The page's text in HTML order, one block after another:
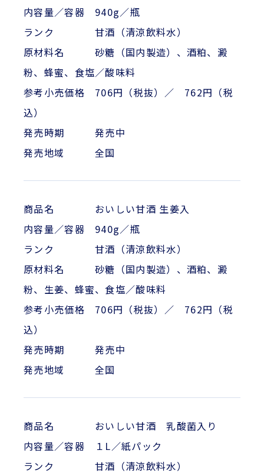
内容量／容器 940g／瓶
ランク 甘酒（清涼飲料水）
原材料名 砂糖（国内製造）、酒粕、澱
粉、蜂蜜、食塩／酸味料
参考小売価格 706円（税抜）／ 762円（税
込）
発売時期 発売中
発売地域 全国
商品名 おいしい甘酒 生姜入
内容量／容器 940g／瓶
ランク 甘酒（清涼飲料水）
原材料名 砂糖（国内製造）、酒粕、澱
粉、生姜、蜂蜜、食塩／酸味料
参考小売価格 706円（税抜）／ 762円（税
込）
発売時期 発売中
発売地域 全国
商品名 おいしい甘酒 乳酸菌入り
内容量／容器 １L／紙パック
ランク 甘酒（清涼飲料水）